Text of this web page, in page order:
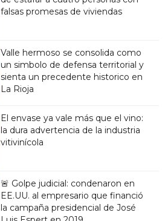
falsas promesas de viviendas
Valle hermoso se consolida como
un simbolo de defensa territorial y
sienta un precedente historico en
La Rioja
El envase ya vale más que el vino:
la dura advertencia de la industria
vitivinícola
🚨 Golpe judicial: condenaron en
EE.UU. al empresario que financió
la campaña presidencial de José